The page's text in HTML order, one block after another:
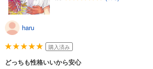
haru
購入済み
どっちも性格いいから安心